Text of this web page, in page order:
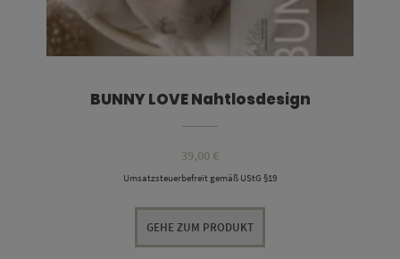
BUNNY LOVE Nahtlosdesign
39,00 €
Umsatzsteuerbefreit gemäß UStG §19
GEHE ZUM PRODUKT